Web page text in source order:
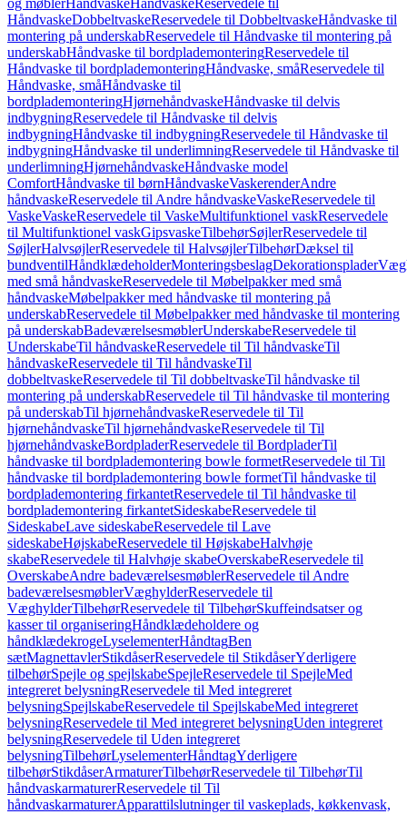
og møblerHåndvaskeHåndvaskeReservedele til
HåndvaskeDobbeltvaskeReservedele til DobbeltvaskeHåndvaske til
montering på underskabReservedele til Håndvaske til montering på
underskabHåndvaske til bordplademonteringReservedele til
Håndvaske til bordplademonteringHåndvaske, småReservedele til
Håndvaske, småHåndvaske til
bordplademonteringHjørnehåndvaskeHåndvaske til delvis
indbygningReservedele til Håndvaske til delvis
indbygningHåndvaske til indbygningReservedele til Håndvaske til
indbygningHåndvaske til underlimningReservedele til Håndvaske til
underlimningHjørnehåndvaskeHåndvaske model
ComfortHåndvaske til børnHåndvaskeVaskerenderAndre
håndvaskeReservedele til Andre håndvaskeVaskeReservedele til
VaskeVaskeReservedele til VaskeMultifunktionel vaskReservedele
til Multifunktionel vaskGipsvaskeTilbehørSøjlerReservedele til
SøjlerHalvsøjlerReservedele til HalvsøjlerTilbehørDæksel til
bundventilHåndklædeholderMonteringsbeslagDekorationsplader
med små håndvaskeReservedele til Møbelpakker med små
håndvaskeMøbelpakker med håndvaske til montering på
underskabReservedele til Møbelpakker med håndvaske til montering
på underskabBadeværelsesmøblerUnderskabeReservedele til
UnderskabeTil håndvaskeReservedele til Til håndvaskeTil
håndvaskeReservedele til Til håndvaskeTil
dobbeltvaskeReservedele til Til dobbeltvaskeTil håndvaske til
montering på underskabReservedele til Til håndvaske til montering
på underskabTil hjørnehåndvaskeReservedele til Til
hjørnehåndvaskeTil hjørnehåndvaskeReservedele til Til
hjørnehåndvaskeBordpladerReservedele til BordpladerTil
håndvaske til bordplademontering bowle formetReservedele til Til
håndvaske til bordplademontering bowle formetTil håndvaske til
bordplademontering firkantetReservedele til Til håndvaske til
bordplademontering firkantetSideskabeReservedele til
SideskabeLave sideskabeReservedele til Lave
sideskabeHøjskabeReservedele til HøjskabeHalvhøje
skabeReservedele til Halvhøje skabeOverskabeReservedele til
OverskabeAndre badeværelsesmøblerReservedele til Andre
badeværelsesmøblerVæghylderReservedele til
VæghylderTilbehørReservedele til TilbehørSkuffeindsatser og
kasser til organiseringHåndklædeholdere og
håndklædekrogeLyselementerHåndtagBen
sætMagnettavlerStikdåserReservedele til StikdåserYderligere
tilbehørSpejle og spejlskabeSpejleReservedele til SpejleMed
integreret belysningReservedele til Med integreret
belysningSpejlskabeReservedele til SpejlskabeMed integreret
belysningReservedele til Med integreret belysningUden integreret
belysningReservedele til Uden integreret
belysningTilbehørLyselementerHåndtagYderligere
tilbehørStikdåserArmaturerTilbehørReservedele til TilbehørTil
håndvaskarmaturerReservedele til Til
håndvaskarmaturerApparattilslutninger til vaskeplads, køkkenvask,